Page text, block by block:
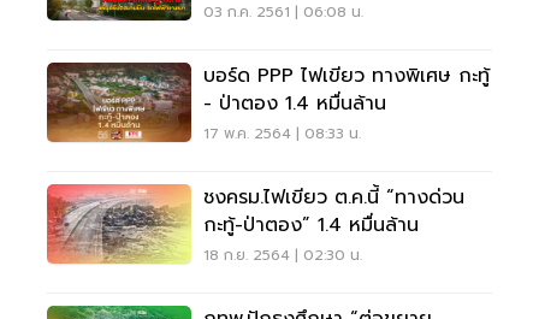
03 ก.ค. 2561 | 06:08 น.
บอร์ด PPP ไฟเขียว ทางพิเศษ กะทู้
- ป่าตอง 1.4 หมื่นล้าน
17 พ.ค. 2564 | 08:33 น.
ชงครม.ไฟเขียว ต.ค.นี้ “ทางด่วน
กะทู้-ป่าตอง” 1.4 หมื่นล้าน
18 ก.ย. 2564 | 02:30 น.